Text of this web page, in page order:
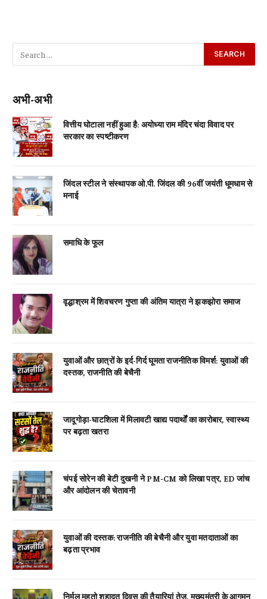
अभी-अभी
वित्तीय घोटाला नहीं हुआ है: अयोध्या राम मंदिर चंदा विवाद पर
सरकार का स्पष्टीकरण
जिंदल स्टील ने संस्थापक ओ.पी. जिंदल की 96वीं जयंती धूमधाम से
मनाई
समाधि के फूल
वृद्धाश्रम में शिवचरण गुप्ता की अंतिम यात्रा ने झकझोरा समाज
युवाओं और छात्रों के इर्द-गिर्द घूमता राजनीतिक विमर्श: युवाओं की
दस्तक, राजनीति की बेचैनी
जादूगोड़ा-घाटशिला में मिलावटी खाद्य पदार्थों का कारोबार, स्वास्थ्य
पर बढ़ता खतरा
चंपई सोरेन की बेटी दुखनी ने PM-CM को लिखा पत्र, ED जांच
और आंदोलन की चेतावनी
युवाओं की दस्तक: राजनीति की बेचैनी और युवा मतदाताओं का
बढ़ता प्रभाव
निर्मल महतो शहादत दिवस की तैयारियां तेज, मुख्यमंत्री के आगमन